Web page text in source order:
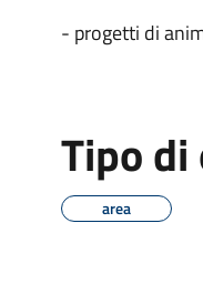
- progetti di
Tipo di
area